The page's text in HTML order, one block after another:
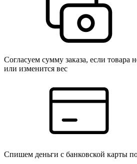
Согласуем сумму заказа, если товара
или изменится вес
Спишем деньги с банковской карты